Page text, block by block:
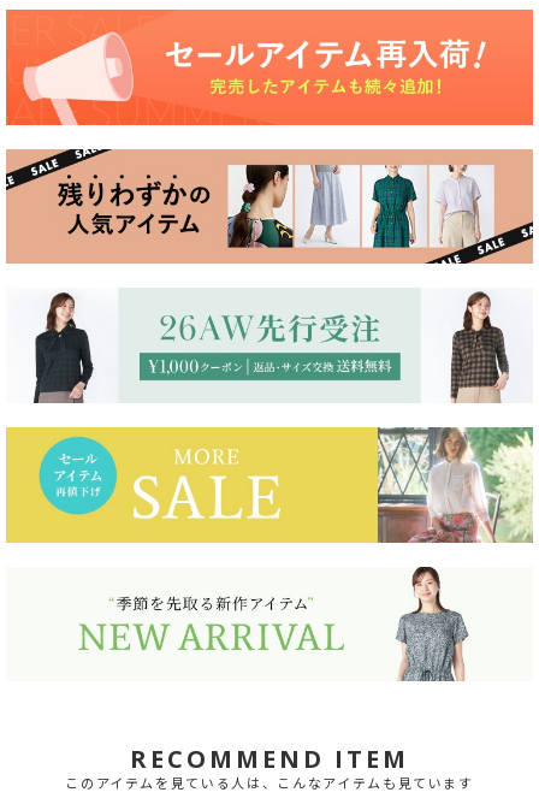
RECOMMEND ITEM
このアイテムを見ている人は、こんなアイテムも見ています